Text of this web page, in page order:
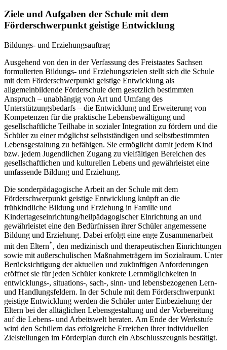
Ziele und Aufgaben der Schule mit dem
Förderschwerpunkt geistige Entwicklung
Bildungs- und Erziehungsauftrag
Ausgehend von den in der Verfassung des Freistaates Sachsen
formulierten Bildungs- und Erziehungszielen stellt sich die Schule
mit dem Förderschwerpunkt geistige Entwicklung als
allgemeinbildende Förderschule dem gesetzlich bestimmten
Anspruch – unabhängig von Art und Umfang des
Unterstützungsbedarfs – die Entwicklung und Erweiterung von
Kompetenzen für die praktische Lebensbewältigung und
gesellschaftliche Teilhabe in sozialer Integration zu fördern und die
Schüler zu einer möglichst selbstständigen und selbstbestimmten
Lebensgestaltung zu befähigen. Sie ermöglicht damit jedem Kind
bzw. jedem Jugendlichen Zugang zu vielfältigen Bereichen des
gesellschaftlichen und kulturellen Lebens und gewährleistet eine
umfassende Bildung und Erziehung.
Die sonderpädagogische Arbeit an der Schule mit dem
Förderschwerpunkt geistige Entwicklung knüpft an die
frühkindliche Bildung und Erziehung in Familie und
Kindertageseinrichtung/heilpädagogischer Einrichtung an und
gewährleistet eine den Bedürfnissen ihrer Schüler angemessene
Bildung und Erziehung. Dabei erfolgt eine enge Zusammenarbeit
mit den Eltern*, den medizinisch und therapeutischen Einrichtungen
sowie mit außerschulischen Maßnahmeträgern im Sozialraum. Unter
Berücksichtigung der aktuellen und zukünftigen Anforderungen
eröffnet sie für jeden Schüler konkrete Lernmöglichkeiten in
entwicklungs-, situations-, sach-, sinn- und lebensbezogenen Lern-
und Handlungsfeldern. In der Schule mit dem Förderschwerpunkt
geistige Entwicklung werden die Schüler unter Einbeziehung der
Eltern bei der alltäglichen Lebensgestaltung und der Vorbereitung
auf die Lebens- und Arbeitswelt beraten. Am Ende der Werkstufe
wird den Schülern das erfolgreiche Erreichen ihrer individuellen
Zielstellungen im Förderplan durch ein Abschlusszeugnis bestätigt.